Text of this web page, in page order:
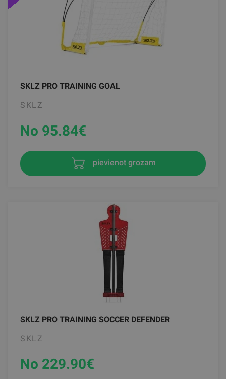
SKLZ PRO TRAINING GOAL
SKLZ
No 95.84€
pievienot grozam
SKLZ PRO TRAINING SOCCER DEFENDER
SKLZ
No 229.90€